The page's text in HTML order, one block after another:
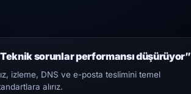
sorunlar performansı düşürüyor”
izleme, DNS ve e-posta teslimini temel
alırız.